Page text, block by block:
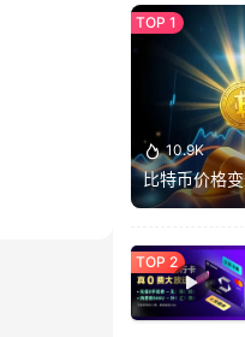
10.9K
比特币价格